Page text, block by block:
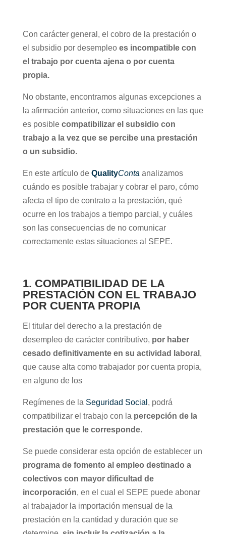
Con carácter general, el cobro de la prestación o
el subsidio por desempleo es incompatible con
el trabajo por cuenta ajena o por cuenta
propia.
No obstante, encontramos algunas excepciones a
la afirmación anterior, como situaciones en las que
es posible compatibilizar el subsidio con
trabajo a la vez que se percibe una prestación
o un subsidio.
En este artículo de QualityConta analizamos
cuándo es posible trabajar y cobrar el paro, cómo
afecta el tipo de contrato a la prestación, qué
ocurre en los trabajos a tiempo parcial, y cuáles
son las consecuencias de no comunicar
correctamente estas situaciones al SEPE.
1. COMPATIBILIDAD DE LA
PRESTACIÓN CON EL TRABAJO
POR CUENTA PROPIA
El titular del derecho a la prestación de
desempleo de carácter contributivo, por haber
cesado definitivamente en su actividad laboral ,
que cause alta como trabajador por cuenta propia,
en alguno de los
Regímenes de la Seguridad Social , podrá
compatibilizar el trabajo con la percepción de la
prestación que le corresponde.
Se puede considerar esta opción de establecer un
programa de fomento al empleo destinado a
colectivos con mayor dificultad de
incorporación, en el cual el SEPE puede abonar
al trabajador la importación mensual de la
prestación en la cantidad y duración que se